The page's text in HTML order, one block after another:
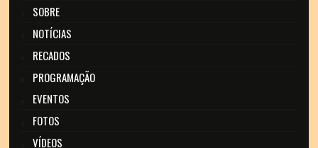
SOBRE
NOTÍCIAS
RECADOS
PROGRAMAÇÃO
EVENTOS
FOTOS
VÍDEOS